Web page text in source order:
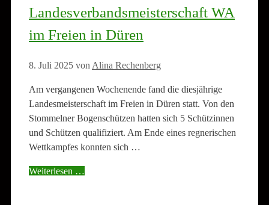
Landesverbandsmeisterschaft WA
im Freien in Düren
8. Juli 2025 von Alina Rechenberg
Am vergangenen Wochenende fand die diesjährige
Landesmeisterschaft im Freien in Düren statt. Von den
Stommelner Bogenschützen hatten sich 5 Schützinnen
und Schützen qualifiziert. Am Ende eines regnerischen
Wettkampfes konnten sich …
Weiterlesen …